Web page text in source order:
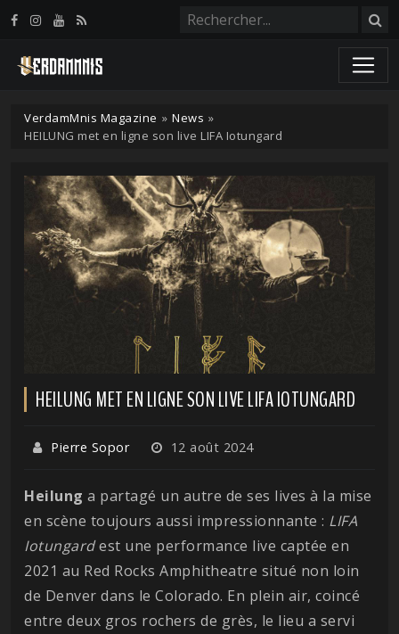
VerdamMnis Magazine » News »
HEILUNG met en ligne son live LIFA Iotungard
HEILUNG MET EN LIGNE SON LIVE LIFA IOTUNGARD
Pierre Sopor 12 août 2024
Heilung a partagé un autre de ses lives à la mise
en scène toujours aussi impressionnante : LIFA
Iotungardest une performance live captée en
2021 au Red Rocks Amphitheatre situé non loin
de Denver dans le Colorado. En plein air, coincé
entre deux gros rochers de grès, le lieu a servi
Panneau de gestion des cookies